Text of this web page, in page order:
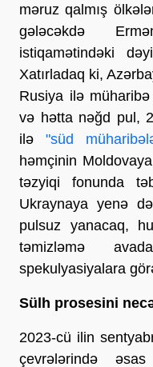
məruz qalmış
gələcəkdə
istiqamətindəki
Xatırladaq ki,
Rusiya ilə
və hətta nəğd pul,
ilə "süd
həmçinin
təzyiqi fonunda
Ukraynaya yenə
pulsuz yanacaq,
təmizləmə
spekulyasiyalara
Sülh prosesini
2023-cü ilin
çevrələrində